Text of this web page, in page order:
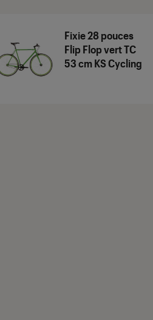
Fixie 28 pouces
Flip Flop vert TC
53 cm KS Cycling